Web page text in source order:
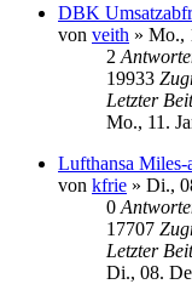
DBK
von veith » Mo.,
2
19933
Letzter
Mo., 11.
Lufthansa Miles-
von kfrie » Di.,
0
17707
Letzter
Di., 08.